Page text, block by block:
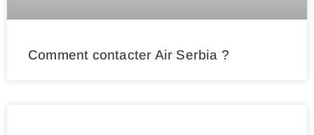
Comment contacter Air Serbia ?